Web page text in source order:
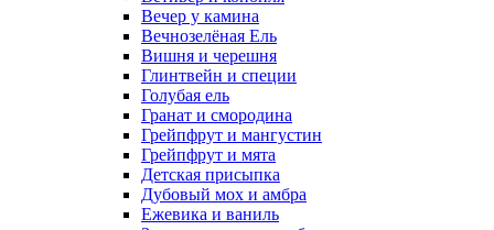
Вечер у камина
Вечнозелёная Ель
Вишня и черешня
Глинтвейн и специи
Голубая ель
Гранат и смородина
Грейпфрут и мангустин
Грейпфрут и мята
Детская присыпка
Дубовый мох и амбра
Ежевика и ваниль